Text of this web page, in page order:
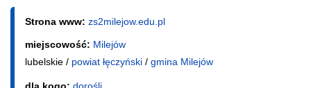
Strona www: zs2milejow.edu.pl
miejscowość: Milejów
lubelskie / powiat łęczyński / gmina Milejów
dla kogo: dorośli